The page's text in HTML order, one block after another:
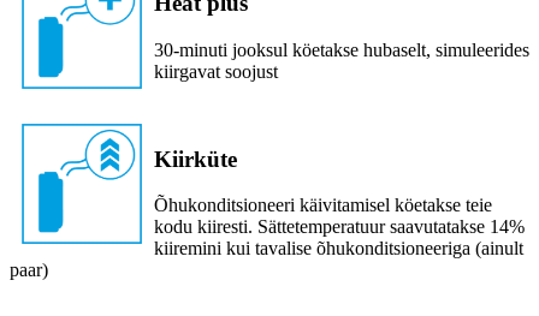
30-minuti jooksul köetakse hubaselt, simuleerides
kiirgavat soojust
Kiirküte
Õhukonditsioneeri käivitamisel köetakse teie
kodu kiiresti. Sättetemperatuur saavutatakse 14%
kiiremini kui tavalise õhukonditsioneeriga (ainult
paar)